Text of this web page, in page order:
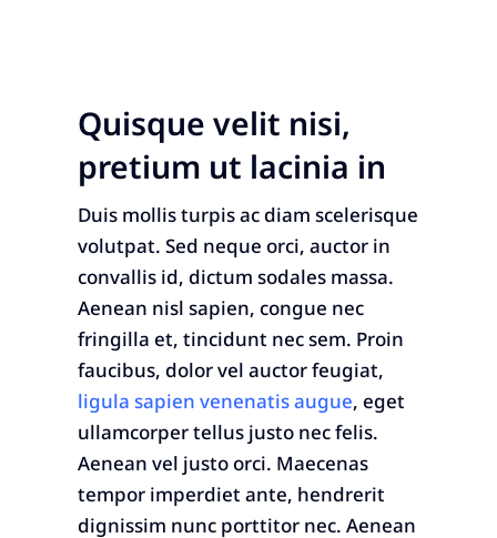
Quisque velit nisi,
pretium ut lacinia in
Duis mollis turpis ac diam scelerisque
volutpat. Sed neque orci, auctor in
convallis id, dictum sodales massa.
Aenean nisl sapien, congue nec
fringilla et, tincidunt nec sem. Proin
faucibus, dolor vel auctor feugiat,
ligula sapien venenatis augue, eget
ullamcorper tellus justo nec felis.
Aenean vel justo orci. Maecenas
tempor imperdiet ante, hendrerit
dignissim nunc porttitor nec. Aenean